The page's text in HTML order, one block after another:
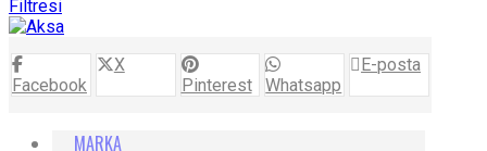
Filtresi
Facebook
X
Pinterest
Whatsapp
E-posta
MARKA